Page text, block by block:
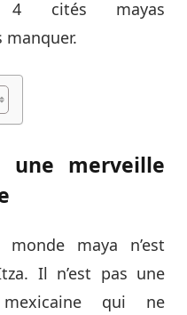
cités mayas
manquer.
une merveille
maya n’est
Il n’est pas une
qui ne